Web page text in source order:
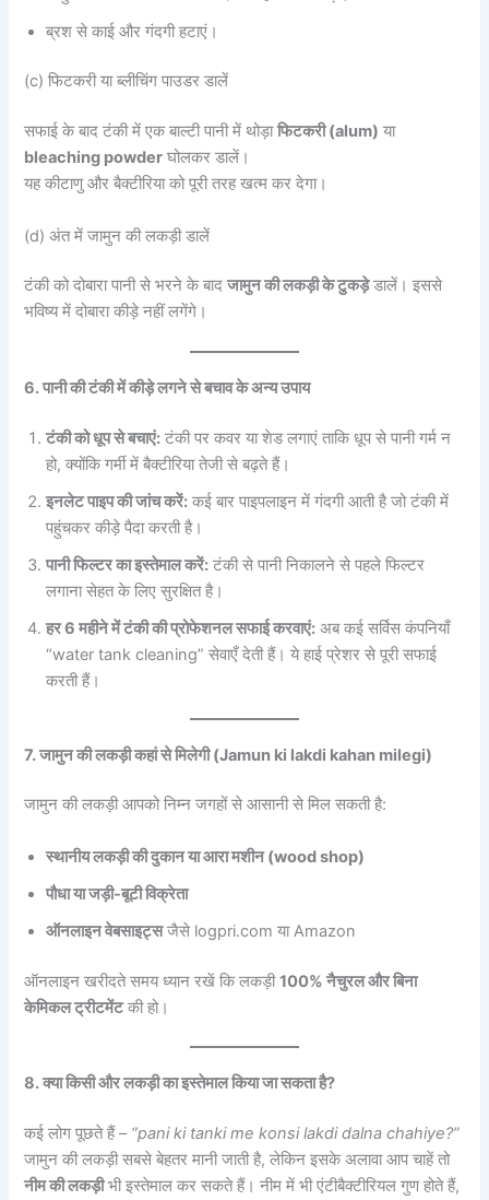
ब्रश से काई और गंदगी हटाएं।
(c) फिटकरी या ब्लीचिंग पाउडर डालें
सफाई के बाद टंकी में एक बाल्टी पानी में थोड़ाफिटकरी (alum) या
bleaching powder घोलकर डालें।
यह कीटाणु और बैक्टीरिया को पूरी तरह खत्म कर देगा।
(d) अंत में जामुन की लकड़ी डालें
टंकी को दोबारा पानी से भरने के बादजामुन की लकड़ी के टुकड़ेडालें। इससे
भविष्य में दोबारा कीड़े नहीं लगेंगे।
6. पानी की टंकी में कीड़े लगने से बचाव के अन्य उपाय
टंकी को धूप से बचाएं: टंकी पर कवर या शेड लगाएं ताकि धूप से पानी गर्म न
हो, क्योंकि गर्मी में बैक्टीरिया तेजी से बढ़ते हैं।
इनलेट पाइप की जांच करें: कई बार पाइपलाइन में गंदगी आती है जो टंकी में
पहुंचकर कीड़े पैदा करती है।
पानी फिल्टर का इस्तेमाल करें: टंकी से पानी निकालने से पहले फिल्टर
लगाना सेहत के लिए सुरक्षित है।
हर 6 महीने में टंकी की प्रोफेशनल सफाई करवाएं: अब कई सर्विस कंपनियाँ
“water tank cleaning” सेवाएँ देती हैं। ये हाई प्रेशर से पूरी सफाई
करती हैं।
7. जामुन की लकड़ी कहां से मिलेगी (Jamun ki lakdi kahan milegi)
जामुन की लकड़ी आपको निम्न जगहों से आसानी से मिल सकती है:
स्थानीय लकड़ी की दुकान या आरा मशीन (wood shop)
पौधा या जड़ी-बूटी विक्रेता
ऑनलाइन वेबसाइट्सजैसे logpri.com या Amazon
ऑनलाइन खरीदते समय ध्यान रखें कि लकड़ी100% नैचुरल और बिना
केमिकल ट्रीटमेंटकी हो।
8. क्या किसी और लकड़ी का इस्तेमाल किया जा सकता है?
कई लोग पूछते हैं – “pani ki tanki me konsi lakdi dalna chahiye?”
जामुन की लकड़ी सबसे बेहतर मानी जाती है, लेकिन इसके अलावा आप चाहें तो
नीम की लकड़ीभी इस्तेमाल कर सकते हैं। नीम में भी एंटीबैक्टीरियल गुण होते हैं,